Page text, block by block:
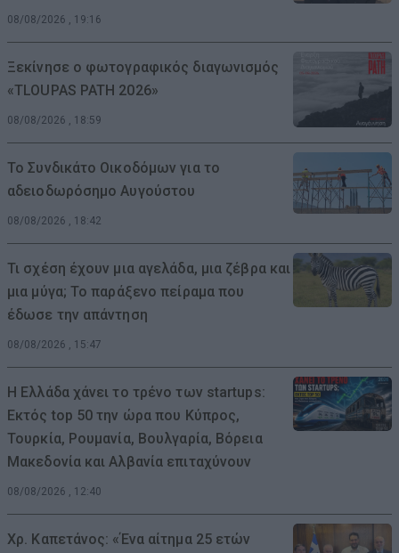
08/08/2026 , 19:16
Ξεκίνησε ο φωτογραφικός διαγωνισμός
«TLOUPAS PATH 2026»
08/08/2026 , 18:59
Το Συνδικάτο Οικοδόμων για το
αδειοδωρόσημο Αυγούστου
08/08/2026 , 18:42
Τι σχέση έχουν μια αγελάδα, μια ζέβρα και
μια μύγα; Το παράξενο πείραμα που
έδωσε την απάντηση
08/08/2026 , 15:47
Η Ελλάδα χάνει το τρένο των startups:
Εκτός top 50 την ώρα που Κύπρος,
Τουρκία, Ρουμανία, Βουλγαρία, Βόρεια
Μακεδονία και Αλβανία επιταχύνουν
08/08/2026 , 12:40
Χρ. Καπετάνος: «Ένα αίτημα 25 ετών